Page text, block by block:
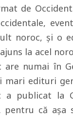
de
noroc, şi o
la acel
are numai în
edituri
a publicat la
pentru că